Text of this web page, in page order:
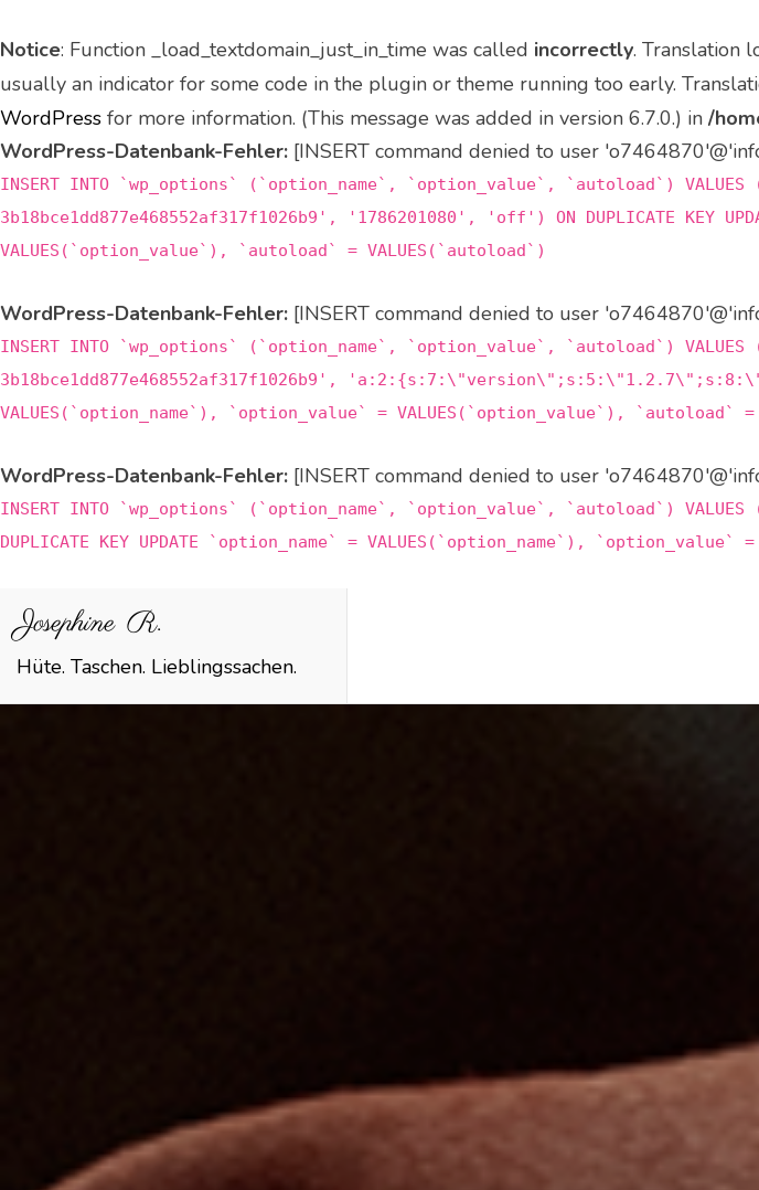
Notice: Function _load_textdomain_just_in_time was called incorrectly. Translation
usually an indicator for some code in the plugin or theme running too early.
WordPress for more information. (This message was added in version 6.7.0.) in /
WordPress-Datenbank-Fehler: [INSERT command denied to user
INSERT INTO `wp_options` (`option_name`, `option_value`, `autoload`)
3b18bce1dd877e468552af317f1026b9', '1786201080', 'off') ON DUPLICATE KEY
VALUES(`option_value`), `autoload` = VALUES(`autoload`)
WordPress-Datenbank-Fehler: [INSERT command denied to user
INSERT INTO `wp_options` (`option_name`, `option_value`, `autoload`)
3b18bce1dd877e468552af317f1026b9',
VALUES(`option_name`), `option_value` = VALUES(`option_value`), `autoload` =
WordPress-Datenbank-Fehler: [INSERT command denied to user
INSERT INTO `wp_options` (`option_name`, `option_value`, `autoload`)
DUPLICATE KEY UPDATE `option_name` = VALUES(`option_name`),
Zum
Inhalt
springen
Josephine R.
Hüte. Taschen. Lieblingssachen.